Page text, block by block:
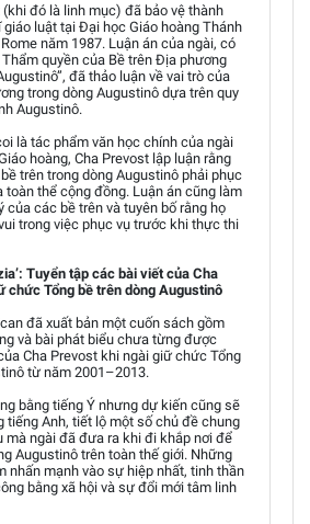
(khi đó là linh mục) đã bảo vệ thành
luật tại Đại học Giáo hoàng Thánh
năm 1987. Luận án của ngài, có
quyền của Bề trên Địa phương
đã thảo luận về vai trò của
trong dòng Augustinô dựa trên quy
Augustinô.
là tác phẩm văn học chính của ngài
hoàng, Cha Prevost lập luận rằng
trên trong dòng Augustinô phải phục
toàn thể cộng đồng. Luận án cũng làm
của các bề trên và tuyên bố rằng họ
trong việc phục vụ trước khi thực thi
Tuyển tập các bài viết của Cha
chức Tổng bề trên dòng Augustinô
đã xuất bản một cuốn sách gồm
và bài phát biểu chưa từng được
Cha Prevost khi ngài giữ chức Tổng
từ năm 2001–2013.
bằng tiếng Ý nhưng dự kiến cũng sẽ
tiếng Anh, tiết lộ một số chủ đề chung
mà ngài đã đưa ra khi đi khắp nơi để
Augustinô trên toàn thế giới. Những
nhấn mạnh vào sự hiệp nhất, tinh thần
bằng xã hội và sự đổi mới tâm linh